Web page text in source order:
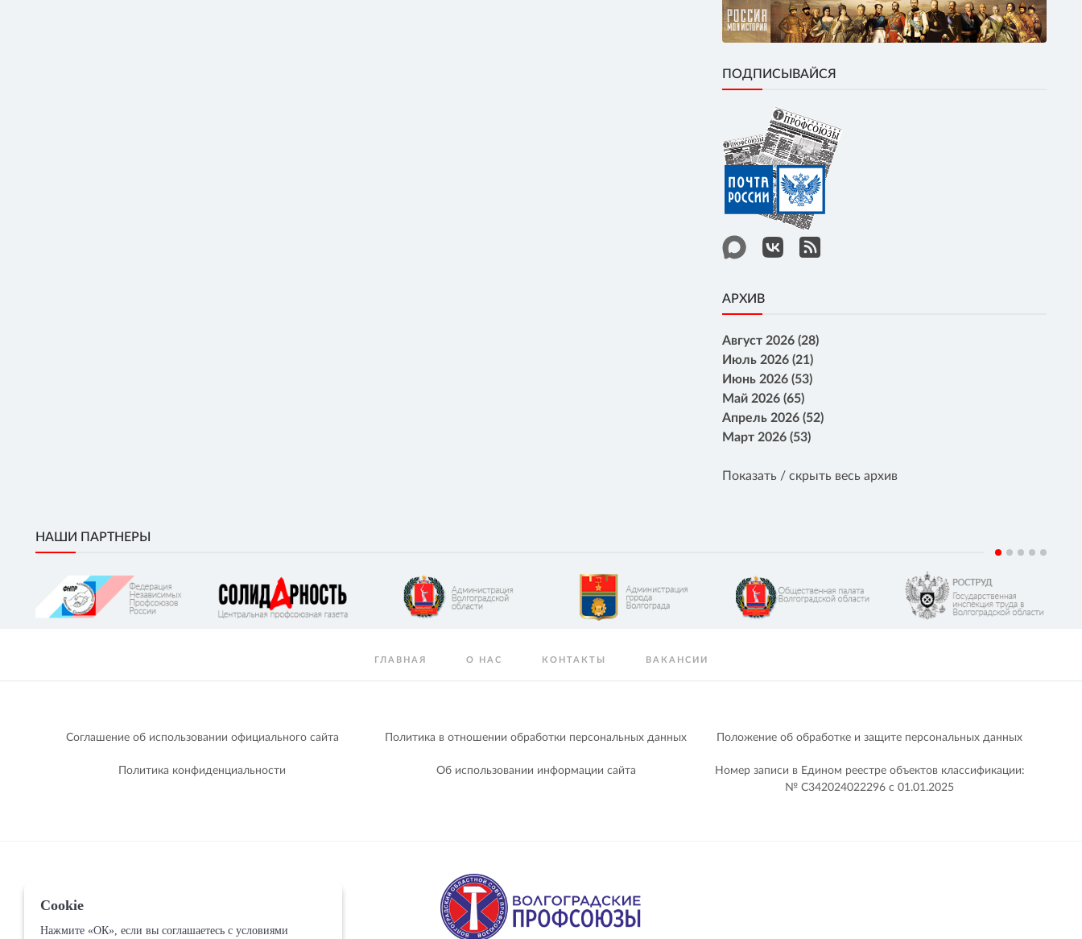
ПОДПИСЫВАЙСЯ
АРХИВ
Август 2026 (28)
Июль 2026 (21)
Июнь 2026 (53)
Май 2026 (65)
Апрель 2026 (52)
Март 2026 (53)
Показать / скрыть весь архив
НАШИ ПАРТНЕРЫ
ГЛАВНАЯ О НАС КОНТАКТЫ ВАКАНСИИ
Соглашение об использовании официального сайта Политика в отношении обработки персональных данных Положение об обработке и защите персональных данных
Политика конфиденциальности Об использовании информации сайта
Номер записи в Едином реестре объектов классификации:
№ С342024022296 c 01.01.2025
Cookie
Нажмите «ОК», если вы соглашаетесь с условиями